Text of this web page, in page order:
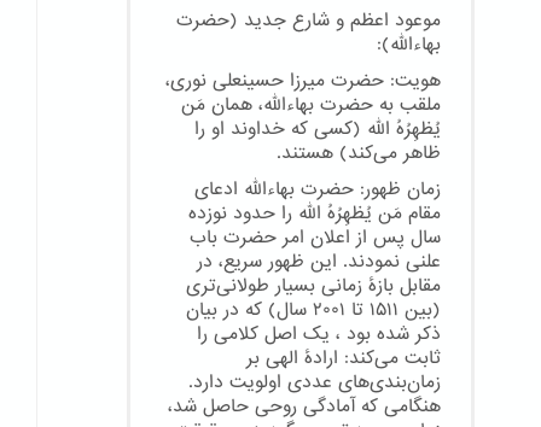
موعود اعظم و شارع جدید (حضرت
بهاءالله):
هویت: حضرت میرزا حسینعلی نوری،
ملقب به حضرت بهاءالله، همان مَن
یُظهِرُهُ الله (کسی که خداوند او را
ظاهر می‌کند) هستند.
زمان ظهور: حضرت بهاءالله ادعای
مقام مَن یُظهِرُهُ الله را حدود نوزده
سال پس از اعلان امر حضرت باب
علنی نمودند. این ظهور سریع، در
مقابل بازهٔ زمانی بسیار طولانی‌تری
(بین ۱۵۱۱ تا ۲۰۰۱ سال) که در بیان
ذکر شده بود ، یک اصل کلامی را
ثابت می‌کند: ارادهٔ الهی بر
زمان‌بندی‌های عددی اولویت دارد.
هنگامی که آمادگی روحی حاصل شد،